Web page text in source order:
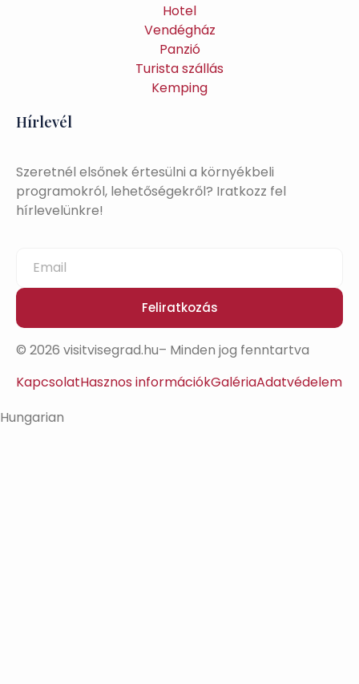
Hotel
Vendégház
Panzió
Turista szállás
Kemping
Hírlevél
Szeretnél elsőnek értesülni a környékbeli
programokról, lehetőségekről? Iratkozz fel
hírlevelünkre!
Feliratkozás
© 2026 visitvisegrad.hu– Minden jog fenntartva
KapcsolatHasznos információkGalériaAdatvédelem
Hungarian